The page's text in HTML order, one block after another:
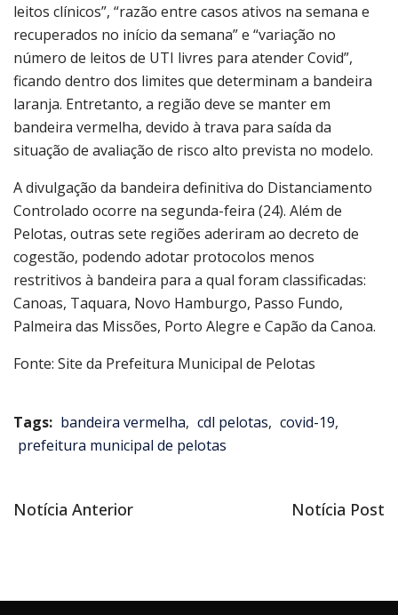
leitos clínicos”, “razão entre casos ativos na semana e
recuperados no início da semana” e “variação no
número de leitos de UTI livres para atender Covid”,
ficando dentro dos limites que determinam a bandeira
laranja. Entretanto, a região deve se manter em
bandeira vermelha, devido à trava para saída da
situação de avaliação de risco alto prevista no modelo.
A divulgação da bandeira definitiva do Distanciamento
Controlado ocorre na segunda-feira (24). Além de
Pelotas, outras sete regiões aderiram ao decreto de
cogestão, podendo adotar protocolos menos
restritivos à bandeira para a qual foram classificadas:
Canoas, Taquara, Novo Hamburgo, Passo Fundo,
Palmeira das Missões, Porto Alegre e Capão da Canoa.
Fonte: Site da Prefeitura Municipal de Pelotas
Tags: bandeira vermelha, cdl pelotas, covid-19,
prefeitura municipal de pelotas
Navegação
Post
Notícia
Notícia Anterior
Próxima
Notícia Post